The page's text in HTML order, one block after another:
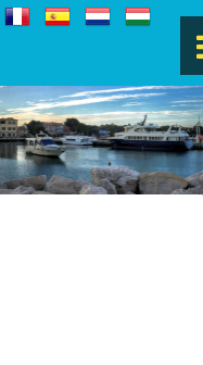
PÁGINA PRINCIPAL
FASANA